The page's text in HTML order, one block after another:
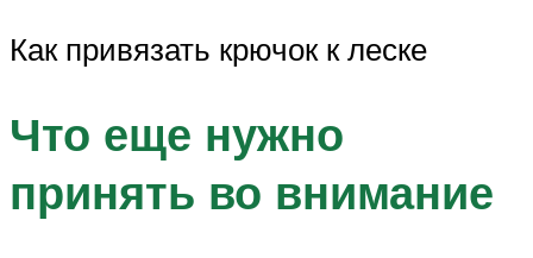
Как привязать крючок к леске
Что еще нужно
принять во внимание